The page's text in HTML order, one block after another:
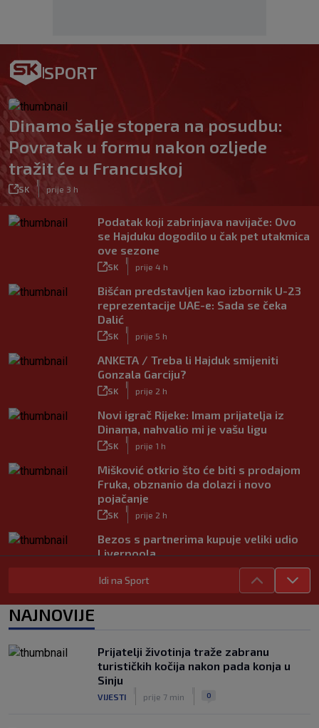
SPORT
Dinamo šalje stopera na posudbu:
Povratak u formu nakon ozljede
tražit će u Francuskoj
SK prije 3 h
Podatak koji zabrinjava navijače: Ovo
se Hajduku dogodilo u čak pet utakmica
ove sezone
SK prije 4 h
Bišćan predstavljen kao izbornik U-23
reprezentacije UAE-e: Sada se čeka
Dalić
SK prije 5 h
ANKETA / Treba li Hajduk smijeniti
Gonzala Garciju?
SK prije 2 h
Novi igrač Rijeke: Imam prijatelja iz
Dinama, nahvalio mi je vašu ligu
SK prije 1 h
Mišković otkrio što će biti s prodajom
Fruka, obznanio da dolazi i novo
pojačanje
SK prije 2 h
Bezos s partnerima kupuje veliki udio
Liverpoola
Počelo Europsko prvenstvo u plivanju,
Hribar prva rezerva na 50m leptir
Pratite uz SK: Branitelj naslova u
Kanadi se osjeća sjajno, izborio je novo
četvrtfinale
SK prije 4 h
Idi na Sport
NAJNOVIJE
Prijatelji životinja traže zabranu
turističkih kočija nakon pada konja u
Sinju
VIJESTI prije 7 min 0